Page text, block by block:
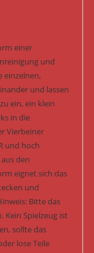
einer
und
einzelnen,
und lassen
ein, ein klein
in die
Vierbeiner
und hoch
den
eignet sich das
und
Bitte das
Kein Spielzeug ist
sollte das
lose Teile